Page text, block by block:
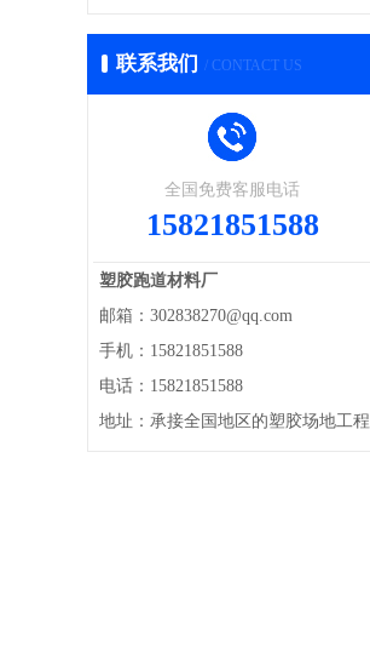
联系我们 / CONTACT US
全国免费客服电话
15821851588
塑胶跑道材料厂
邮箱：302838270@qq.com
手机：15821851588
电话：15821851588
地址：承接全国地区的塑胶场地工程